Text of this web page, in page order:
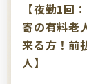
【夜勤1回
寄の有料老
来る方！前
人】